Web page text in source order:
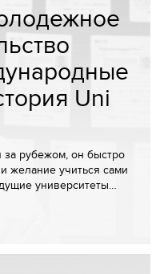
Uni
рубежом, он быстро
желание учиться сами
университеты…